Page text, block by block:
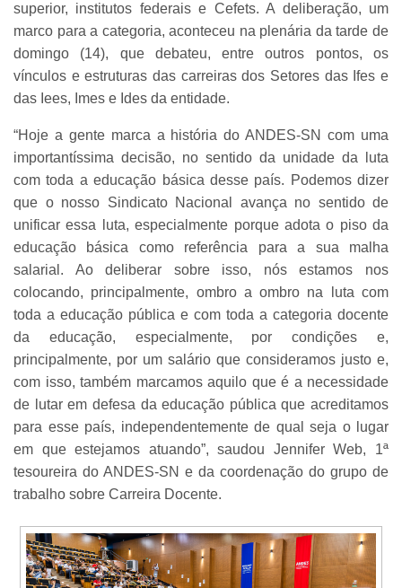
superior, institutos federais e Cefets. A deliberação, um
marco para a categoria, aconteceu na plenária da tarde de
domingo (14), que debateu, entre outros pontos, os
vínculos e estruturas das carreiras dos Setores das Ifes e
das Iees, Imes e Ides da entidade.
“Hoje a gente marca a história do ANDES-SN com uma
importantíssima decisão, no sentido da unidade da luta
com toda a educação básica desse país. Podemos dizer
que o nosso Sindicato Nacional avança no sentido de
unificar essa luta, especialmente porque adota o piso da
educação básica como referência para a sua malha
salarial. Ao deliberar sobre isso, nós estamos nos
colocando, principalmente, ombro a ombro na luta com
toda a educação pública e com toda a categoria docente
da educação, especialmente, por condições e,
principalmente, por um salário que consideramos justo e,
com isso, também marcamos aquilo que é a necessidade
de lutar em defesa da educação pública que acreditamos
para esse país, independentemente de qual seja o lugar
em que estejamos atuando”, saudou Jennifer Web, 1ª
tesoureira do ANDES-SN e da coordenação do grupo de
trabalho sobre Carreira Docente.